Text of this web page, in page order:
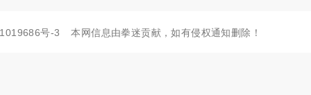
号-3 本网信息由拳迷贡献，如有侵权通知删除！